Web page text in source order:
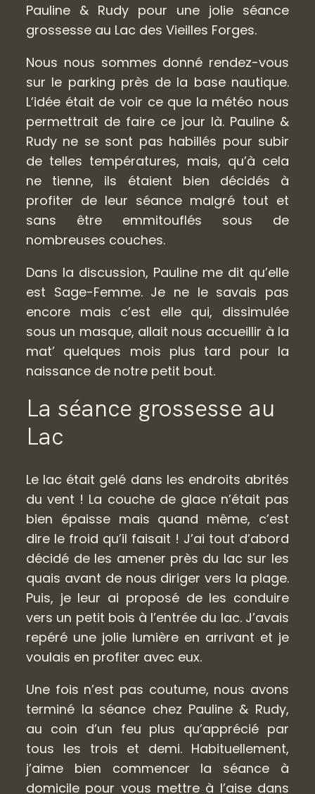
Pauline & Rudy pour une jolie séance
grossesse au Lac des Vieilles Forges.
Nous nous sommes donné rendez-vous
sur le parking près de la base nautique.
L’idée était de voir ce que la météo nous
permettrait de faire ce jour là. Pauline &
Rudy ne se sont pas habillés pour subir
de telles températures, mais, qu’à cela
ne tienne, ils étaient bien décidés à
profiter de leur séance malgré tout et
sans être emmitouflés sous de
nombreuses couches.
Dans la discussion, Pauline me dit qu’elle
est Sage-Femme. Je ne le savais pas
encore mais c’est elle qui, dissimulée
sous un masque, allait nous accueillir à la
mat’ quelques mois plus tard pour la
naissance de notre petit bout.
La séance grossesse au
Lac
Le lac était gelé dans les endroits abrités
du vent ! La couche de glace n’était pas
bien épaisse mais quand même, c’est
dire le froid qu’il faisait ! J’ai tout d’abord
décidé de les amener près du lac sur les
quais avant de nous diriger vers la plage.
Puis, je leur ai proposé de les conduire
vers un petit bois à l’entrée du lac. J’avais
repéré une jolie lumière en arrivant et je
voulais en profiter avec eux.
Une fois n’est pas coutume, nous avons
terminé la séance chez Pauline & Rudy,
au coin d’un feu plus qu’apprécié par
tous les trois et demi. Habituellement,
j’aime bien commencer la séance à
domicile pour vous mettre à l’aise dans